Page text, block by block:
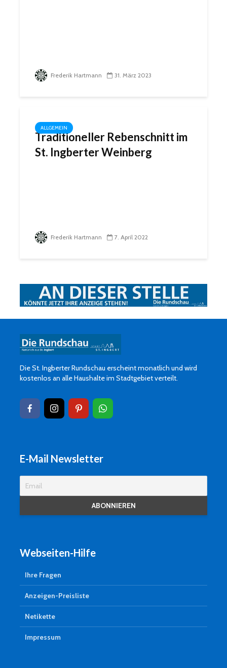
Frederik Hartmann 31. März 2023
ALLGEMEIN
Traditioneller Rebenschnitt im
St. Ingberter Weinberg
Frederik Hartmann 7. April 2022
Die St. Ingberter Rundschau erscheint monatlich und wird
kostenlos an alle Haushalte im Stadtgebiet verteilt.
E-Mail Newsletter
Webseiten-Hilfe
Ihre Fragen
Anzeigen-Preisliste
Netikette
Impressum